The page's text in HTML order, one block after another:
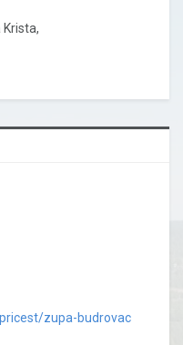
zupa-budrovac